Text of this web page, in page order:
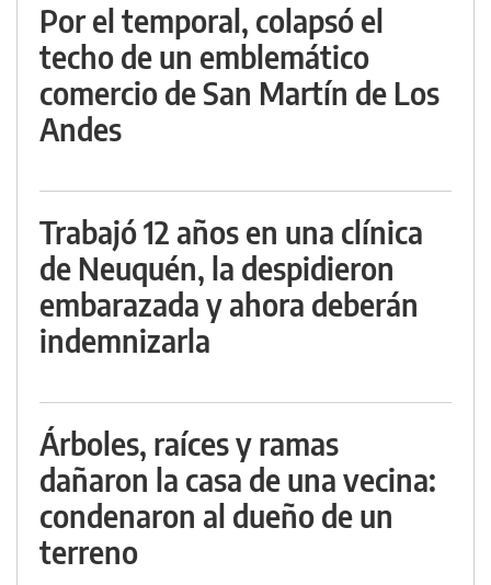
Por el temporal, colapsó el
techo de un emblemático
comercio de San Martín de Los
Andes
Trabajó 12 años en una clínica
de Neuquén, la despidieron
embarazada y ahora deberán
indemnizarla
Árboles, raíces y ramas
dañaron la casa de una vecina:
condenaron al dueño de un
terreno